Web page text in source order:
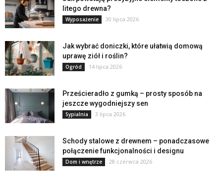
litego drewna?
Wyposażenie 30 lipca 2026
Jak wybrać doniczki, które ułatwią domową
uprawę ziół i roślin?
Ogród 14 lipca 2026
Prześcieradło z gumką – prosty sposób na
jeszcze wygodniejszy sen
Sypialnia 3 lipca 2026
Schody stalowe z drewnem – ponadczasowe
połączenie funkcjonalności i designu
Dom i wnętrze 28 czerwca 2026